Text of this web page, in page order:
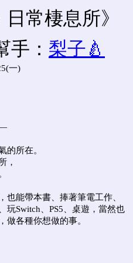
常棲息所》
手： 梨子🍐
一)
的所在。
，
也能帶本書、捧著筆電工作、
玩Switch、PS5、桌遊，當然也
做各種你想做的事。